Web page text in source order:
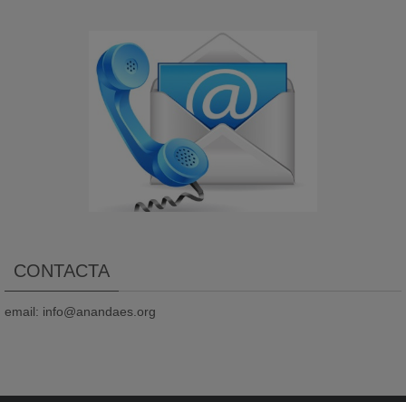
CONTACTA
email: info@anandaes.org